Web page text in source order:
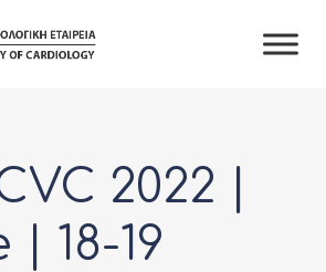
2022 |
18-19